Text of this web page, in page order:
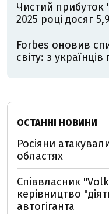
Чистий прибуток
2025 році досяг
Forbes оновив
світу: з
ОСТАННІ НОВИНИ
Росіяни
областях
Співвласник
керівництво
автогіганта